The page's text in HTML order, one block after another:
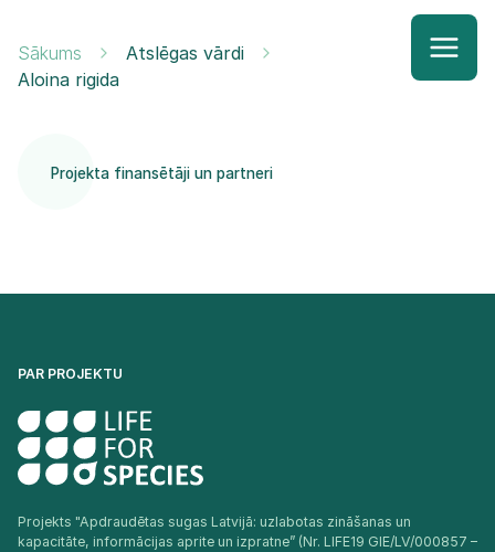
Sākums
Atslēgas vārdi
Aloina rigida
Projekta finansētāji un partneri
PAR PROJEKTU
Projekts "Apdraudētas sugas Latvijā: uzlabotas zināšanas un
kapacitāte, informācijas aprite un izpratne” (Nr. LIFE19 GIE/LV/000857 –